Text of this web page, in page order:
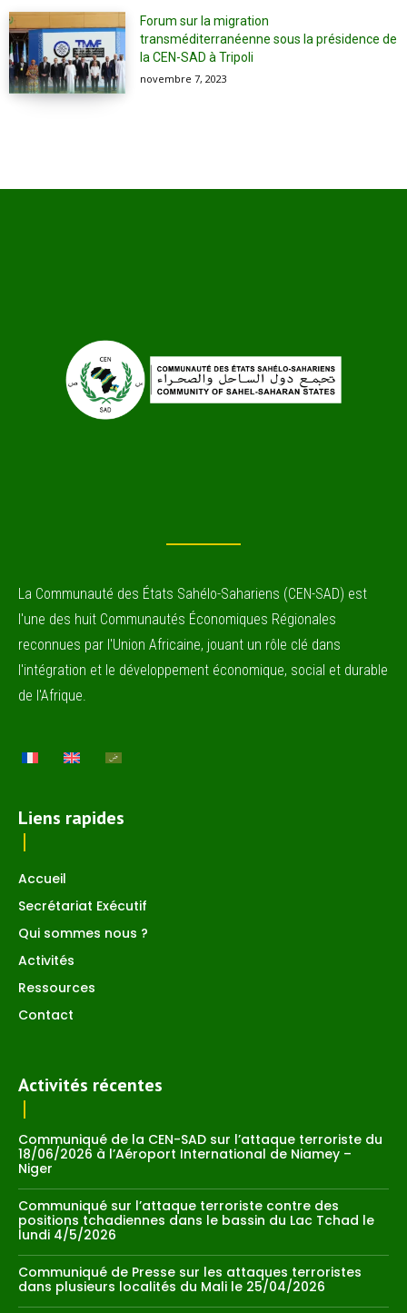
Forum sur la migration
transméditerranéenne sous la présidence de
la CEN-SAD à Tripoli
novembre 7, 2023
La Communauté des États Sahélo-Sahariens (CEN-SAD) est
l'une des huit Communautés Économiques Régionales
reconnues par l'Union Africaine, jouant un rôle clé dans
l'intégration et le développement économique, social et durable
de l'Afrique.
Liens rapides
Accueil
Secrétariat Exécutif
Qui sommes nous ?
Activités
Ressources
Contact
Activités récentes
Communiqué de la CEN-SAD sur l’attaque terroriste du
18/06/2026 à l’Aéroport International de Niamey –
Niger
Communiqué sur l’attaque terroriste contre des
positions tchadiennes dans le bassin du Lac Tchad le
lundi 4/5/2026
Communiqué de Presse sur les attaques terroristes
dans plusieurs localités du Mali le 25/04/2026